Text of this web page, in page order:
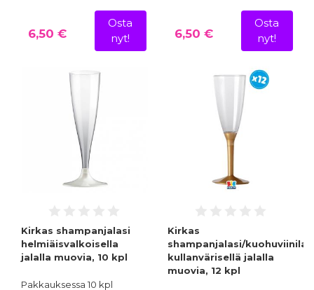
6,50 €
Osta
nyt!
6,50 €
Osta
nyt!
Kirkas shampanjalasi
helmiäisvalkoisella
jalalla muovia, 10 kpl
Pakkauksessa 10 kpl
Kirkas
shampanjalasi/
kullanvärisellä jalalla
muovia, 12 kpl